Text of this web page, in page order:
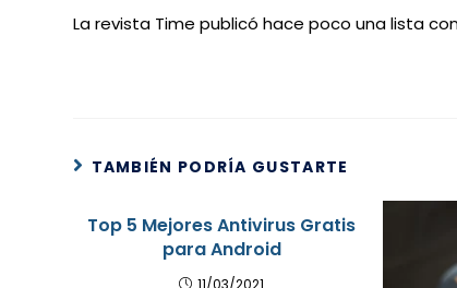
La revista Time publicó hace poco una lista
TAMBIÉN PODRÍA GUSTARTE
Top 5 Mejores Antivirus Gratis
para Android
11/03/2021